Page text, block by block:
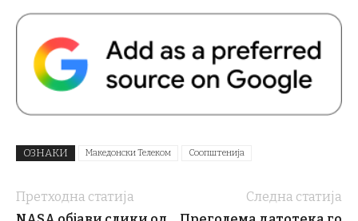
ОЗНАКИ Македонски Телеком Соопштенија
Претходна статија
Следна статија